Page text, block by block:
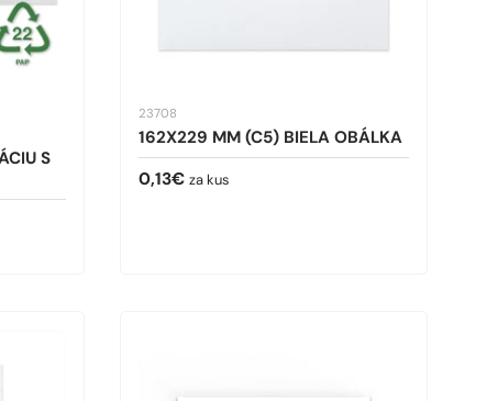
S
23708
162X229 MM (C5) BIELA OBÁLKA
Bežná cena
0,13€ za kus